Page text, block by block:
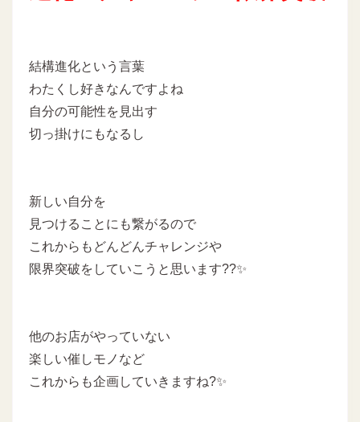
結構進化という言葉
わたくし好きなんですよね
自分の可能性を見出す
切っ掛けにもなるし
新しい自分を
見つけることにも繋がるので
これからもどんどんチャレンジや
限界突破をしていこうと思います??✨
他のお店がやっていない
楽しい催しモノなど
これからも企画していきますね?✨